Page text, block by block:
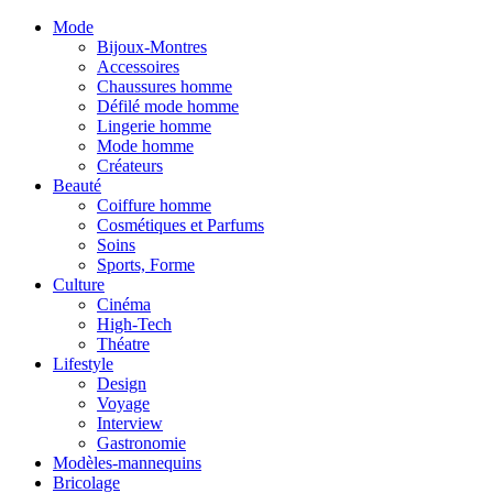
Mode
Bijoux-Montres
Accessoires
Chaussures homme
Défilé mode homme
Lingerie homme
Mode homme
Créateurs
Beauté
Coiffure homme
Cosmétiques et Parfums
Soins
Sports, Forme
Culture
Cinéma
High-Tech
Théatre
Lifestyle
Design
Voyage
Interview
Gastronomie
Modèles-mannequins
Bricolage